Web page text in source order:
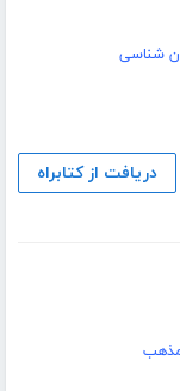
شناسی
دریافت از کتابراه